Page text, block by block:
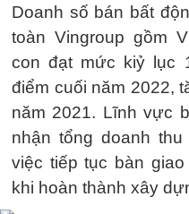
Doanh số bán bất
toàn Vingroup gồm
con đạt mức kiỷ lục
điểm cuối năm 2022,
năm 2021. Lĩnh vực
nhận tổng doanh
việc tiếp tục bàn
khi hoàn thành xây